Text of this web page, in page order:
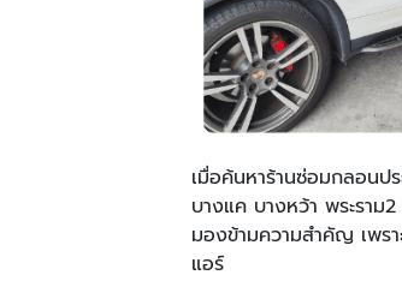
เมื่อค้นหาร้านซ่อมกลอนป
บางแค บางหว้า พระราม
มองข้ามความสำคัญ เพร
แอร์